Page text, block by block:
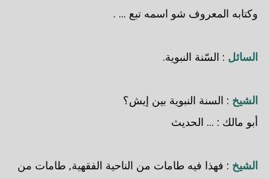
وكتابه المعروف شو اسمه تبع ... .
السائل : السّنة النبوية.
الشيخ : السنة النبوية بين إيش؟
أبو مالك : ... الحديث
الشيخ : فهذا فيه طامات من الناحية الفقهية, طامات من